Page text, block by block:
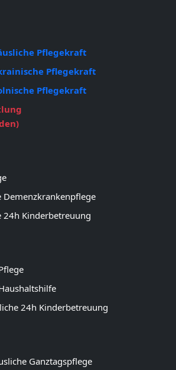
Pflegekraft
Pflegekraft
Pflegekraft
Demenzkrankenpflege
24h Kinderbetreuung
24h Kinderbetreuung
Ganztagspflege